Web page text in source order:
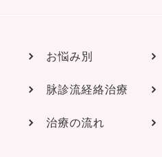
お悩み別
脉診流経絡治療
治療の流れ